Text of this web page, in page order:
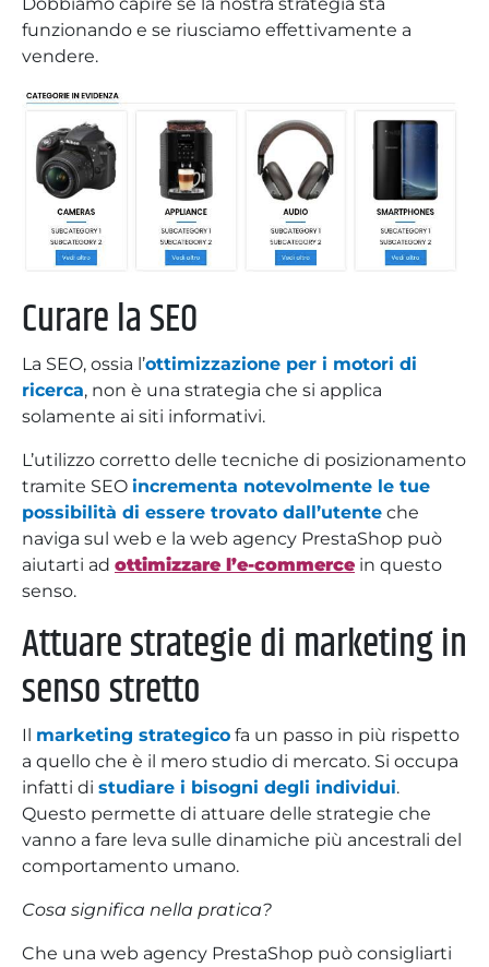
funzionando e se riusciamo effettivamente a
vendere.
Curare la SEO
La SEO, ossia l’ottimizzazione per i motori di
ricerca, non è una strategia che si applica
solamente ai siti informativi.
L’utilizzo corretto delle tecniche di posizionamento
tramite SEO incrementa notevolmente le tue
possibilità di essere trovato dall’utente che
naviga sul web e la web agency PrestaShop può
aiutarti ad ottimizzare l’e-commerce in questo
senso.
Attuare strategie di marketing in
senso stretto
Il marketing strategico fa un passo in più rispetto
a quello che è il mero studio di mercato. Si occupa
infatti di studiare i bisogni degli individui.
Questo permette di attuare delle strategie che
vanno a fare leva sulle dinamiche più ancestrali del
comportamento umano.
Cosa significa nella pratica?
Che una web agency PrestaShop può consigliarti